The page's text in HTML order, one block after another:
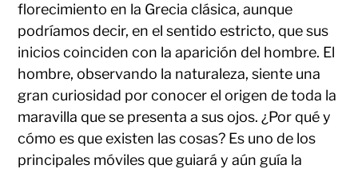
florecimiento en la Grecia clásica, aunque
podríamos decir, en el sentido estricto, que sus
inicios coinciden con la aparición del hombre. El
hombre, observando la naturaleza, siente una
gran curiosidad por conocer el origen de toda la
maravilla que se presenta a sus ojos. ¿Por qué y
cómo es que existen las cosas? Es uno de los
principales móviles que guiará y aún guía la